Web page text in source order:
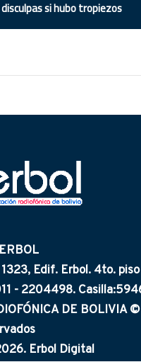
si hubo tropiezos
Edif. Erbol. 4to. piso
- 2204498.
DE BOLIVIA
Erbol Digital